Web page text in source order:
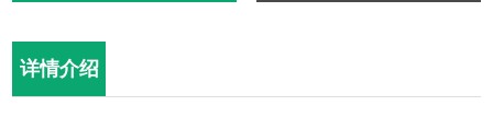
详情介绍